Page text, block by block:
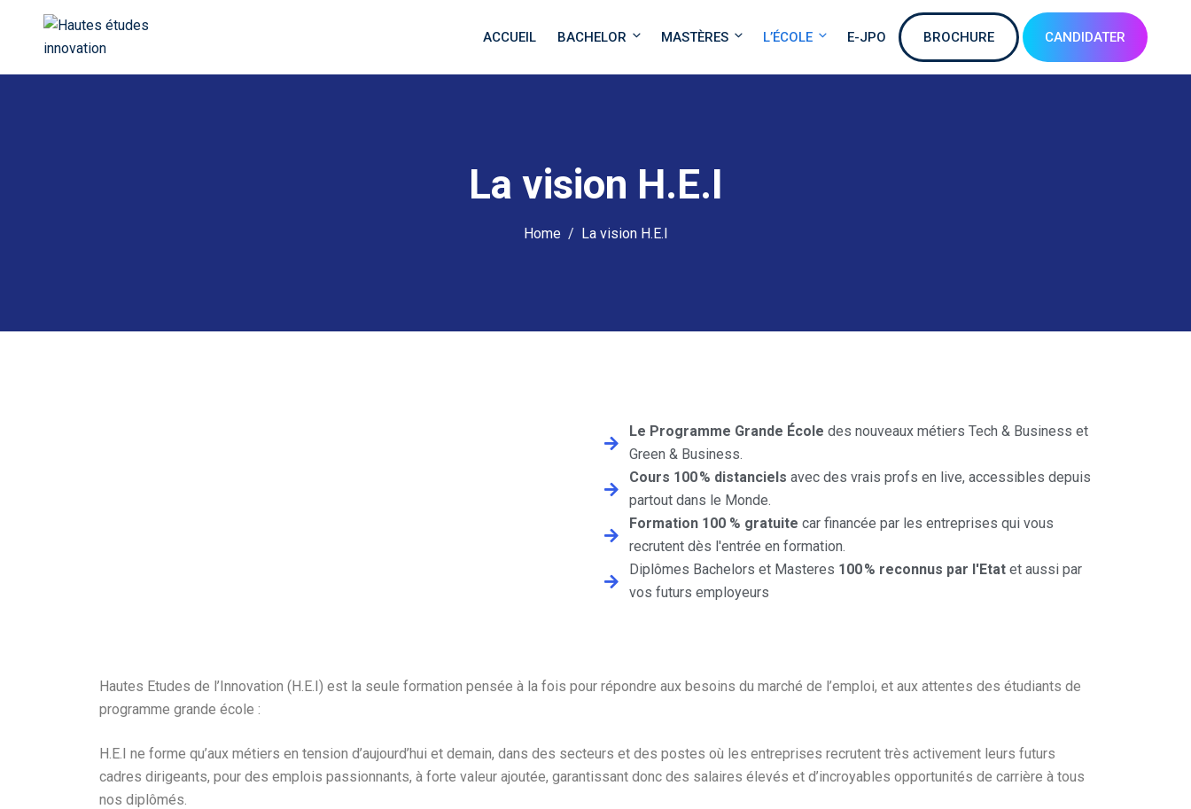
ACCUEIL BACHELOR MASTÈRES L’ÉCOLE E-JPO BROCHURE CANDIDATER
La vision H.E.I
Home La vision H.E.I
Le Programme Grande École des nouveaux métiers Tech & Business et
Green & Business.
Cours 100 % distanciels avec des vrais profs en live, accessibles depuis
partout dans le Monde.
Formation 100 % gratuite car financée par les entreprises qui vous
recrutent dès l'entrée en formation.
Diplômes Bachelors et Masteres 100 % reconnus par l'Etatet aussi par
vos futurs employeurs
Hautes Etudes de l’Innovation (H.E.I) est la seule formation pensée à la fois pour répondre aux besoins du marché de l’emploi, et aux attentes des étudiants de
programme grande école :
H.E.I ne forme qu’aux métiers en tension d’aujourd’hui et demain, dans des secteurs et des postes où les entreprises recrutent très activement leurs futurs
cadres dirigeants, pour des emplois passionnants, à forte valeur ajoutée, garantissant donc des salaires élevés et d’incroyables opportunités de carrière à tous
nos diplômés.